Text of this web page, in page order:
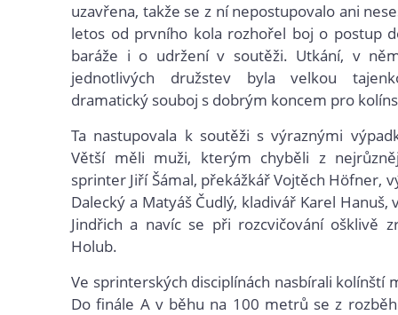
uzavřena, takže se z ní nepostupovalo ani
letos od prvního kola rozhořel boj o postup
baráže i o udržení v soutěži. Utkání, v n
jednotlivých družstev byla velkou
dramatický souboj s dobrým koncem pro
Ta nastupovala k soutěži s výraznými
Větší měli muži, kterým chyběli z
sprinter Jiří Šámal, překážkář Vojtěch Höfner,
Dalecký a Matyáš Čudlý, kladivář Karel Hanuš,
Jindřich a navíc se při rozcvičování ošklivě
Holub.
Ve sprinterských disciplínách nasbírali kolínští
Do finále A v běhu na 100 metrů se z